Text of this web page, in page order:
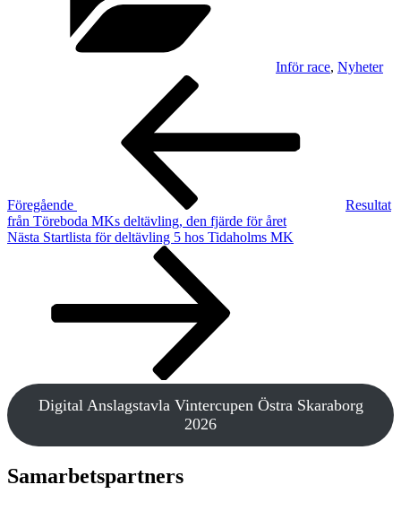
Inför race, Nyheter
Inläggsnavigering
Föregående
Resultat
från Töreboda MKs deltävling, den fjärde för året
Nästa
Nästa Startlista för deltävling 5 hos Tidaholms MK
Digital Anslagstavla Vintercupen Östra Skaraborg
2026
Samarbetspartners